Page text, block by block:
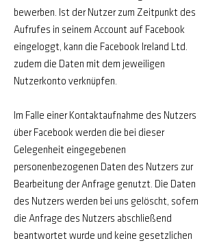
bewerben. Ist der Nutzer zum Zeitpunkt des
Aufrufes in seinem Account auf Facebook
eingeloggt, kann die Facebook Ireland Ltd.
zudem die Daten mit dem jeweiligen
Nutzerkonto verknüpfen.
Im Falle einer Kontaktaufnahme des Nutzers
über Facebook werden die bei dieser
Gelegenheit eingegebenen
personenbezogenen Daten des Nutzers zur
Bearbeitung der Anfrage genutzt. Die Daten
des Nutzers werden bei uns gelöscht, sofern
die Anfrage des Nutzers abschließend
beantwortet wurde und keine gesetzlichen